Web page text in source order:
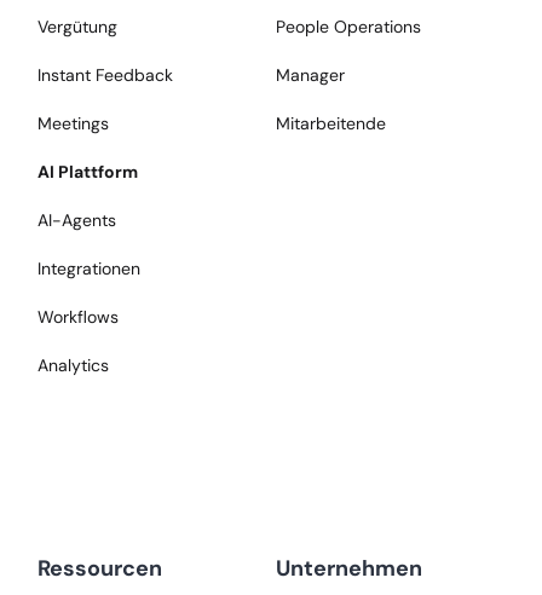
Vergütung
Instant Feedback
Meetings
AI Plattform
AI-Agents
Integrationen
Workflows
Analytics
People Operations
Manager
Mitarbeitende
Ressourcen Unternehmen